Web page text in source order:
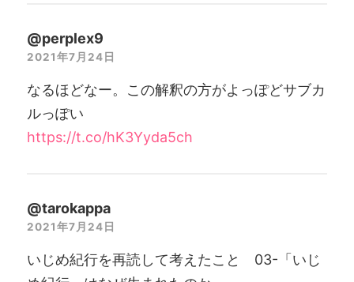
@perplex9
2021年7月24日
なるほどなー。この解釈の方がよっぽどサブカ
ルっぽい
https://t.co/hK3Yyda5ch
@tarokappa
2021年7月24日
いじめ紀行を再読して考えたこと 03-「いじ